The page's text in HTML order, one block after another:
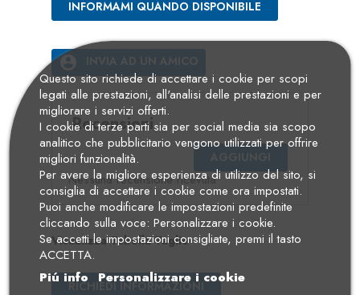
INFORMAMI QUANDO DISPONIBILE
account_circle INVIA AD UN AMICO
Recensioni
AGGIUNGI
Nessuna recensione ricevuta
Visualizza Tabella Taglie
RICHIEDI INFORMAZIONI
Questo sito richiede di accettare i cookie per scopi
legati alle prestazioni, all'analisi delle prestazioni e per
migliorare i servizi offerti.
I cookie di terze parti sia per social media sia scopo
analitico che pubblicitario vengono utilizzati per offrire
migliori funzionalità.
Per avere la migliore esperienza di utilizzo del sito, si
consiglia di accettare i cookie come ora impostati.
Puoi anche modificare le impostazioni predefinite
cliccando sulla voce: Personalizzare i cookie.
Se accetti le impostazioni consigliate, premi il tasto
ACCETTA.
Piú info Personalizzare i cookie